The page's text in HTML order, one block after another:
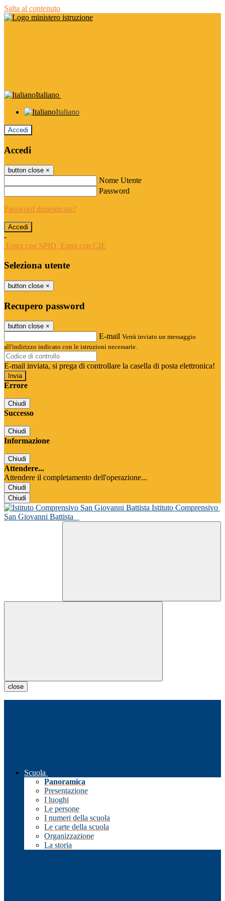
Salta al contenuto
Italiano
Italiano
Accedi
Accedi
button close ×
Nome Utente
Password
Password dimenticata?
-
Entra con SPID Entra con CIE
Seleziona utente
button close ×
Recupero password
button close ×
E-mail Verrà inviato un messaggio
all'indirizzo indicato con le istruzioni necessarie.
E-mail inviata, si prega di controllare la casella di posta elettronica!
Errore
Chiudi
Successo
Chiudi
Informazione
Chiudi
Attendere...
Attendere il completamento dell'operazione...
Chiudi
Chiudi
Istituto Comprensivo
San Giovanni Battista
close
Scuola
Panoramica
Presentazione
I luoghi
Le persone
I numeri della scuola
Le carte della scuola
Organizzazione
La storia